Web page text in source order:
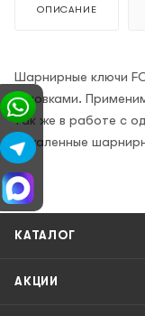
ОПИСАНИЕ
Шарнирные ключи
головками.
так же в работе с
Закаленные
КАТАЛОГ
АКЦИИ